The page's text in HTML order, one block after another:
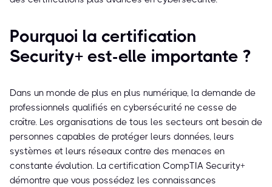
Pourquoi la certification
Security+ est-elle importante ?
Dans un monde de plus en plus numérique, la demande de
professionnels qualifiés en cybersécurité ne cesse de
croître. Les organisations de tous les secteurs ont besoin de
personnes capables de protéger leurs données, leurs
systèmes et leurs réseaux contre des menaces en
constante évolution. La certification CompTIA Security+
démontre que vous possédez les connaissances